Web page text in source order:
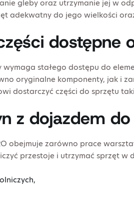
gleby oraz utrzymanie jej w
adekwatny do jego wielkości
dostępne
stałego dostępu do
oryginalne komponenty, jak i
dostarczyć części do sprzętu
z dojazdem
obejmuje zarówno prace
przestoje i utrzymać sprzęt w